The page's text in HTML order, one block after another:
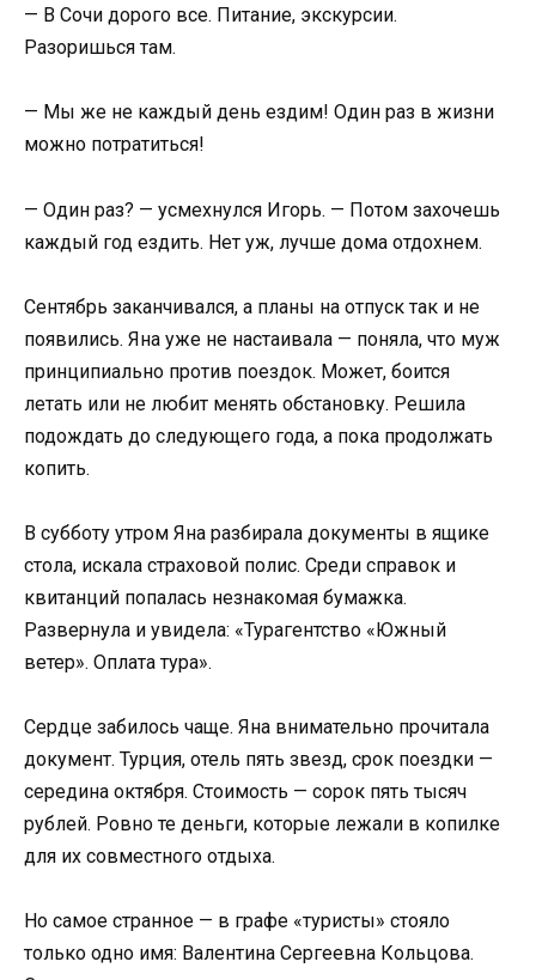
— В Сочи дорого все. Питание, экскурсии.
Разоришься там.
— Мы же не каждый день ездим! Один раз в жизни
можно потратиться!
— Один раз? — усмехнулся Игорь. — Потом захочешь
каждый год ездить. Нет уж, лучше дома отдохнем.
Сентябрь заканчивался, а планы на отпуск так и не
появились. Яна уже не настаивала — поняла, что муж
принципиально против поездок. Может, боится
летать или не любит менять обстановку. Решила
подождать до следующего года, а пока продолжать
копить.
В субботу утром Яна разбирала документы в ящике
стола, искала страховой полис. Среди справок и
квитанций попалась незнакомая бумажка.
Развернула и увидела: «Турагентство «Южный
ветер». Оплата тура».
Сердце забилось чаще. Яна внимательно прочитала
документ. Турция, отель пять звезд, срок поездки —
середина октября. Стоимость — сорок пять тысяч
рублей. Ровно те деньги, которые лежали в копилке
для их совместного отдыха.
Но самое странное — в графе «туристы» стояло
только одно имя: Валентина Сергеевна Кольцова.